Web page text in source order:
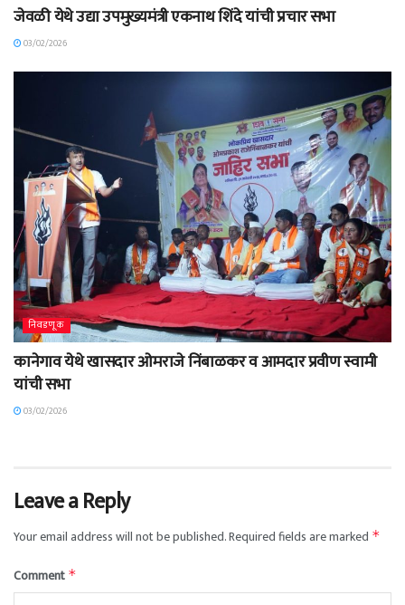
जेवळी येथे उद्या उपमुख्यमंत्री एकनाथ शिंदे यांची प्रचार सभा
03/02/2026
निवडणूक
कानेगाव येथे खासदार ओमराजे निंबाळकर व आमदार प्रवीण स्वामी
यांची सभा
03/02/2026
Leave a Reply
Your email address will not be published.Required fields are marked *
Comment *